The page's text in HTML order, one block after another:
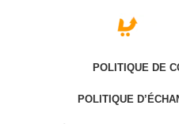
POLITIQUE DE
POLITIQUE